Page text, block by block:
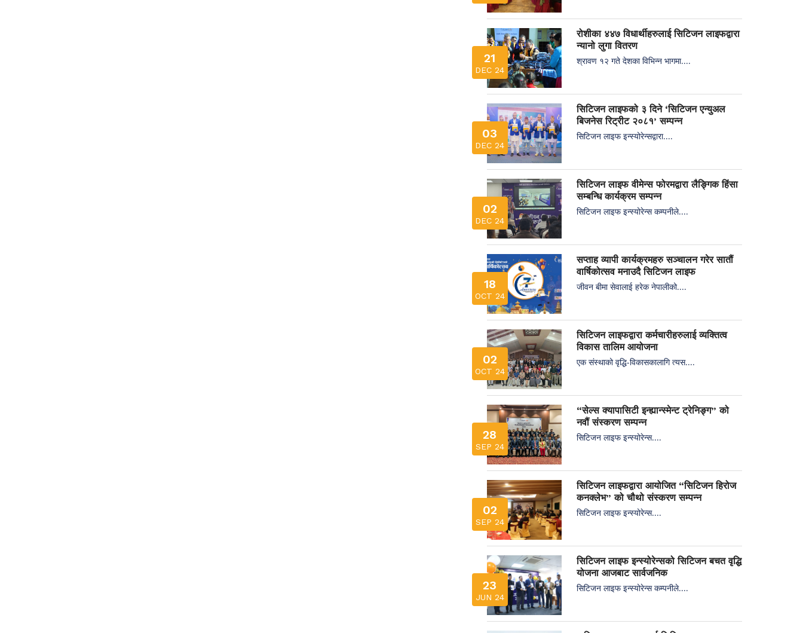
21
DEC 24
रोशीका ४४७ विधार्थीहरुलाई सिटिजन लाइफद्वारा
न्यानो लुगा वितरण
श्रावण १२ गते देशका विभिन्न भागमा....
03
DEC 24
सिटिजन लाइफको ३ दिने ‘सिटिजन एन्युअल
बिजनेस रिट्रीट २०८१’ सम्पन्न
सिटिजन लाइफ इन्स्योरेन्सद्वारा....
02
DEC 24
सिटिजन लाइफ वीमेन्स फोरमद्वारा लैङ्गिक हिंसा
सम्बन्धि कार्यक्रम सम्पन्न
सिटिजन लाइफ इन्स्योरेन्स कम्पनीले....
18
OCT 24
सप्ताह व्यापी कार्यक्रमहरु सञ्चालन गरेर सातौं
वार्षिकोत्सव मनाउदै सिटिजन लाइफ
जीवन बीमा सेवालाई हरेक नेपालीको....
02
OCT 24
सिटिजन लाइफद्वारा कर्मचारीहरुलाई व्यक्तित्व
विकास तालिम आयोजना
एक संस्थाको वृद्धि-विकासकालागि त्यस....
28
SEP 24
“सेल्स क्यापासिटी इन्ह्यान्स्मेन्ट ट्रेनिङ्ग” को
नवौं संस्करण सम्पन्न
सिटिजन लाइफ इन्स्योरेन्स....
02
SEP 24
सिटिजन लाइफद्वारा आयोजित “सिटिजन हिरोज
कनक्लेभ” को चौथो संस्करण सम्पन्न
सिटिजन लाइफ इन्स्योरेन्स....
23
JUN 24
सिटिजन लाइफ इन्स्योरेन्सको सिटिजन बचत वृद्धि
योजना आजबाट सार्वजनिक
सिटिजन लाइफ इन्स्योरेन्स कम्पनीले....